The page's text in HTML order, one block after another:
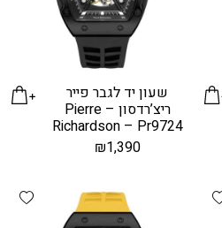
שעון יד לגבר פייר
ריצ’רדסון – Pierre
Richardson – Pr9724
₪1,390
Add wishlist